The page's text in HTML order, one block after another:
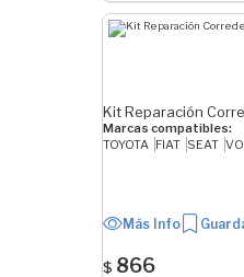
Kit Reparación
Marcas compatibles:
TOYOTA FIAT SEAT
Más Info
$ 866